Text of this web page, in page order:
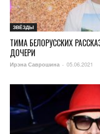
ЗВЁЗДЫ
ТИМА БЕЛОРУССКИХ
ДОЧЕРИ
Ирэна Саврошина - 05.06.2021